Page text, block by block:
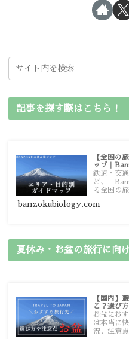
記事を探す際はこちら！
【全国の
ップ｜
鉄道・交
ど、「
る全国の
ガイドマ
banzokubiology.com
夏休み・お盆の旅行に向
【国内】
こ？選び
お盆にお
は本当に
況、注意